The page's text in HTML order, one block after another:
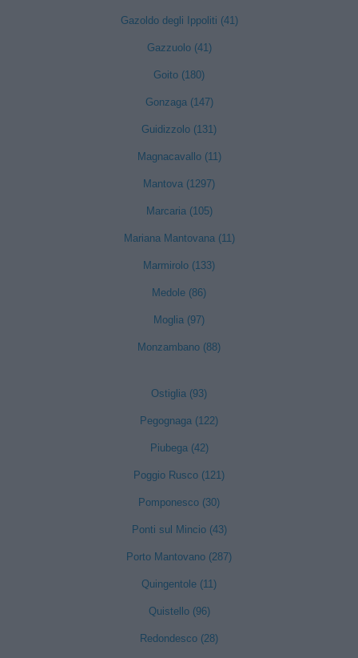
Gazoldo degli Ippoliti (41)
Gazzuolo (41)
Goito (180)
Gonzaga (147)
Guidizzolo (131)
Magnacavallo (11)
Mantova (1297)
Marcaria (105)
Mariana Mantovana (11)
Marmirolo (133)
Medole (86)
Moglia (97)
Monzambano (88)
Ostiglia (93)
Pegognaga (122)
Piubega (42)
Poggio Rusco (121)
Pomponesco (30)
Ponti sul Mincio (43)
Porto Mantovano (287)
Quingentole (11)
Quistello (96)
Redondesco (28)